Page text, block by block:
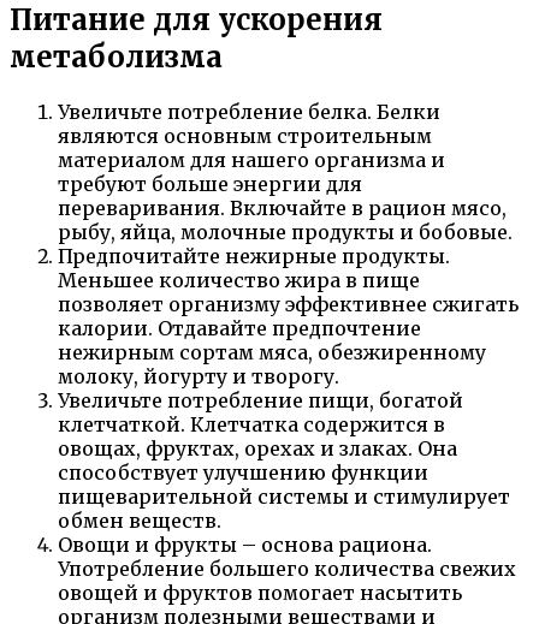
Питание для ускорения
метаболизма
Увеличьте потребление белка. Белки
являются основным строительным
материалом для нашего организма и
требуют больше энергии для
переваривания. Включайте в рацион мясо,
рыбу, яйца, молочные продукты и бобовые.
Предпочитайте нежирные продукты.
Меньшее количество жира в пище
позволяет организму эффективнее сжигать
калории. Отдавайте предпочтение
нежирным сортам мяса, обезжиренному
молоку, йогурту и творогу.
Увеличьте потребление пищи, богатой
клетчаткой. Клетчатка содержится в
овощах, фруктах, орехах и злаках. Она
способствует улучшению функции
пищеварительной системы и стимулирует
обмен веществ.
Овощи и фрукты – основа рациона.
Употребление большего количества свежих
овощей и фруктов помогает насытить
организм полезными веществами и